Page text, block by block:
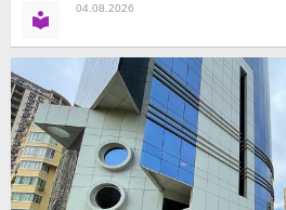
04.08.2026